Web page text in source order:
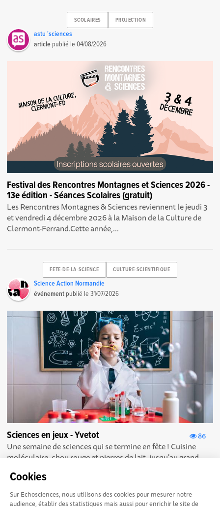
Cookies
Sur Echosciences, nous utilisons des cookies pour mesurer notre
audience, établir des statistiques mais aussi pour enrichir le site de
SCOLAIRES PROJECTION
astu 'sciences
article publié le04/08/2026
Festival des Rencontres Montagnes et Sciences 2026 -
13e édition - Séances Scolaires (gratuit)
Les Rencontres Montagnes & Sciences reviennent le jeudi 3
et vendredi 4 décembre 2026 à la Maison de la Culture de
Clermont-Ferrand.Cette année,...
FETE-DE-LA-SCIENCE CULTURE-SCIENTIFIQUE
Science Action Normandie
événement publié le31/07/2026
86
Sciences en jeux - Yvetot
Une semaine de sciences qui se termine en fête ! Cuisine
moléculaire, chou rouge et pierres de lait, jusqu'au grand